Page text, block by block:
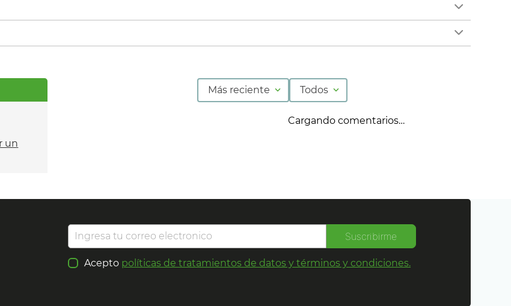
un
Más reciente Todos
Cargando comentarios…
Suscribirme
Acepto políticas de tratamientos de datos y términos y condiciones.